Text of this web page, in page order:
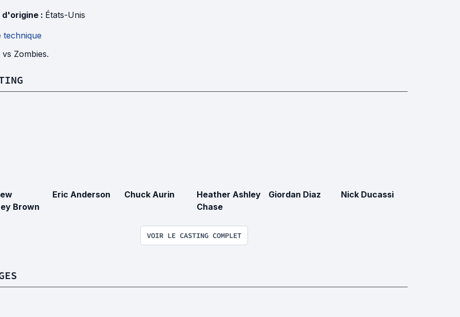
d'origine : États-Unis
technique
vs Zombies.
Brown
Eric Anderson Chuck Aurin
Heather Ashley
Chase
Giordan Diaz Nick Ducassi
VOIR LE CASTING COMPLET